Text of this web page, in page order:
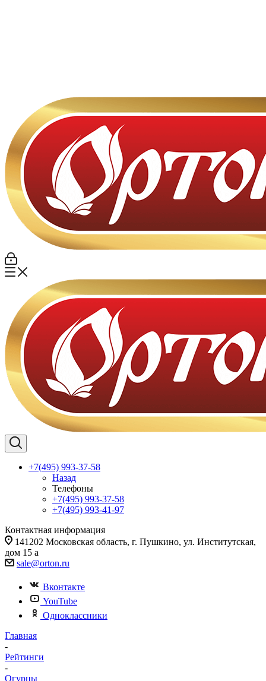
+7(495) 993-37-58
Назад
Телефоны
+7(495) 993-37-58
+7(495) 993-41-97
Контактная информация
141202 Московская область, г. Пушкино, ул. Институтская,
дом 15 а
sale@orton.ru
Вконтакте
YouTube
Одноклассники
Главная
-
Рейтинги
-
Огурцы